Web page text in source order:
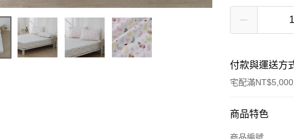
付款與運送方
宅配滿
付款方式
信用卡一次付款
商品特色